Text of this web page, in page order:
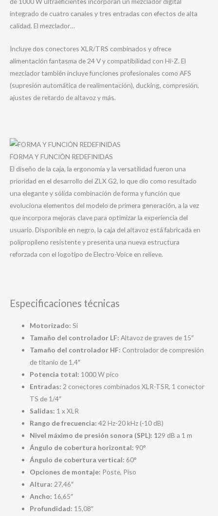
integrado de cuatro canales y tres entradas con efectos de alta
calidad. El mezclador…
Incluye dos conectores XLR/TRS combinados y ofrece
alimentación fantasma de 24 V y compatibilidad con Hi-Z. El
mezclador también incluye funciones profesionales como AFS
(supresión automática de realimentación), ducking, compresión,
ajustes de retardo de altavoz y más.
FORMA Y FUNCIÓN REDEFINIDAS
El diseño de la caja, la ergonomía y la versatilidad fueron una
prioridad en el desarrollo del ZLX G2, lo que dio como resultado
una elegante y sólida combinación de forma y función que
evoluciona elementos del modelo de primera generación, a la vez
que incorpora mejoras clave para optimizar la experiencia del
usuario. Disponible en negro, la caja del altavoz está fabricada en
polipropileno resistente y presenta una nueva estructura
reforzada con el logotipo de Electro-Voice en relieve.
Especificaciones técnicas
Motorizado:Sí
Tamaño del controlador LF:Altavoz de graves de 15″
Tamaño del controlador HF: Controlador de compresión
de titanio de 1,4″
Potencia total: 1000 W pico
Entradas: 2 conectores combinados XLR-TSR, 1 conector
TS de 1/4″
Salidas: 1 x XLR
Rango de frecuencia:42 Hz-20 kHz (-10 dB)
Nivel máximo de presión sonora (SPL): 129 dB a 1 m
Ángulo de cobertura horizontal: 90°
Ángulo de cobertura vertical: 60°
Opciones de montaje: Poste, Piso
Altura: 27,46″
Ancho: 16,65″
Profundidad: 15,08″